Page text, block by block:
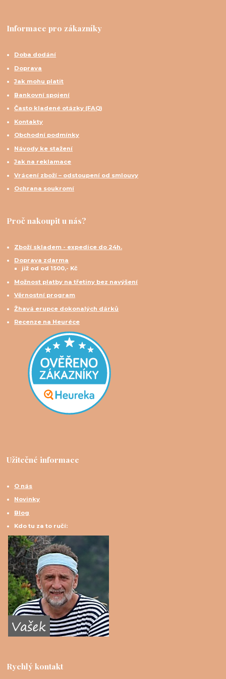
Informace pro zákazníky
Doba dodání
Doprava
Jak mohu platit
Bankovní spojení
Často kladené otázky (FAQ)
Kontakty
Obchodní podmínky
Návody ke stažení
Jak na reklamace
Vrácení zboží – odstoupení od smlouvy
Ochrana soukromí
Proč nakoupit u nás?
Zboží skladem - expedice do 24h.
Doprava zdarma
již od od 1500,- Kč
Možnost platby na třetiny bez navýšení
Věrnostní program
Žhavá erupce dokonalých dárků
Recenze na Heuréce
Užitečné informace
O nás
Novinky
Blog
Kdo tu za to ručí:
Rychlý kontakt